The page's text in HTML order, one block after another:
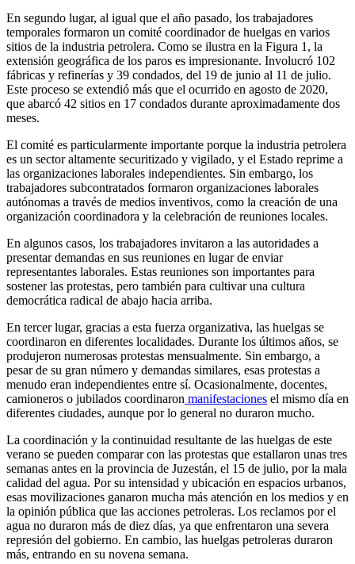
En segundo lugar, al igual que el año pasado, los trabajadores
temporales formaron un comité coordinador de huelgas en varios
sitios de la industria petrolera. Como se ilustra en la Figura 1, la
extensión geográfica de los paros es impresionante. Involucró 102
fábricas y refinerías y 39 condados, del 19 de junio al 11 de julio.
Este proceso se extendió más que el ocurrido en agosto de 2020,
que abarcó 42 sitios en 17 condados durante aproximadamente dos
meses.
El comité es particularmente importante porque la industria petrolera
es un sector altamente securitizado y vigilado, y el Estado reprime a
las organizaciones laborales independientes. Sin embargo, los
trabajadores subcontratados formaron organizaciones laborales
autónomas a través de medios inventivos, como la creación de una
organización coordinadora y la celebración de reuniones locales.
En algunos casos, los trabajadores invitaron a las autoridades a
presentar demandas en sus reuniones en lugar de enviar
representantes laborales. Estas reuniones son importantes para
sostener las protestas, pero también para cultivar una cultura
democrática radical de abajo hacia arriba.
En tercer lugar, gracias a esta fuerza organizativa, las huelgas se
coordinaron en diferentes localidades. Durante los últimos años, se
produjeron numerosas protestas mensualmente. Sin embargo, a
pesar de su gran número y demandas similares, esas protestas a
menudo eran independientes entre sí. Ocasionalmente, docentes,
camioneros o jubilados coordinaron manifestaciones el mismo día en
diferentes ciudades, aunque por lo general no duraron mucho.
La coordinación y la continuidad resultante de las huelgas de este
verano se pueden comparar con las protestas que estallaron unas tres
semanas antes en la provincia de Juzestán, el 15 de julio, por la mala
calidad del agua. Por su intensidad y ubicación en espacios urbanos,
esas movilizaciones ganaron mucha más atención en los medios y en
la opinión pública que las acciones petroleras. Los reclamos por el
agua no duraron más de diez días, ya que enfrentaron una severa
represión del gobierno. En cambio, las huelgas petroleras duraron
más, entrando en su novena semana.